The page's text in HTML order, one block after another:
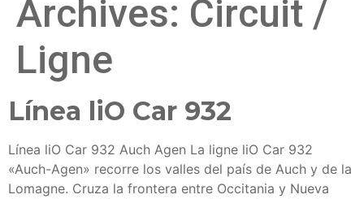
Archives: Circuit /
Ligne
Línea liO Car 932
Línea liO Car 932 Auch Agen La ligne liO Car 932
«Auch-Agen» recorre los valles del país de Auch y de la
Lomagne. Cruza la frontera entre Occitania y Nueva